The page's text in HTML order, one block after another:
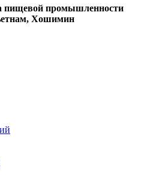
пищевой промышленности
Хошимин